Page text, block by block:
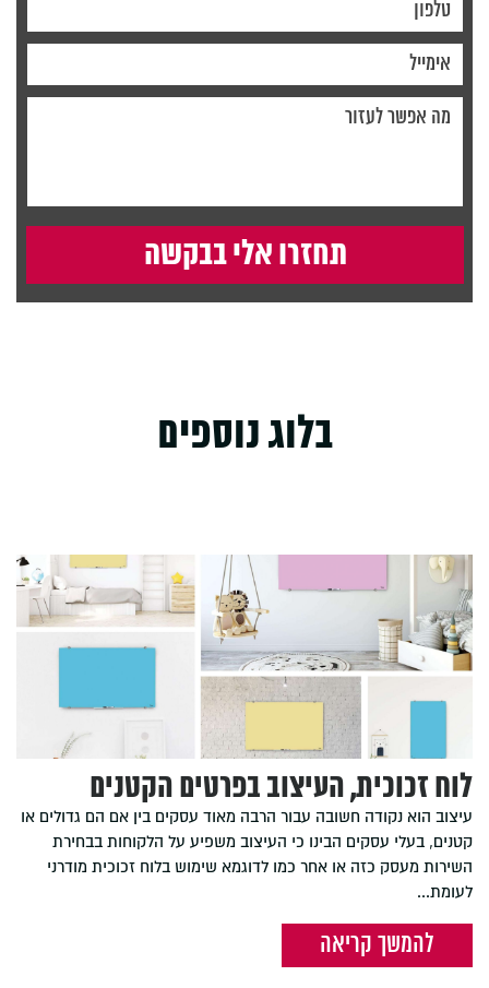
בלוג נוספים
לוח זכוכית, העיצוב בפרטים הקטנים
עיצוב הוא נקודה חשובה עבור הרבה מאוד עסקים בין אם הם גדולים או
קטנים, בעלי עסקים הבינו כי העיצוב משפיע על הלקוחות בבחירת
השירות מעסק כזה או אחר כמו לדוגמא שימוש בלוח זכוכית מודרני
לעומת...
להמשך קריאה